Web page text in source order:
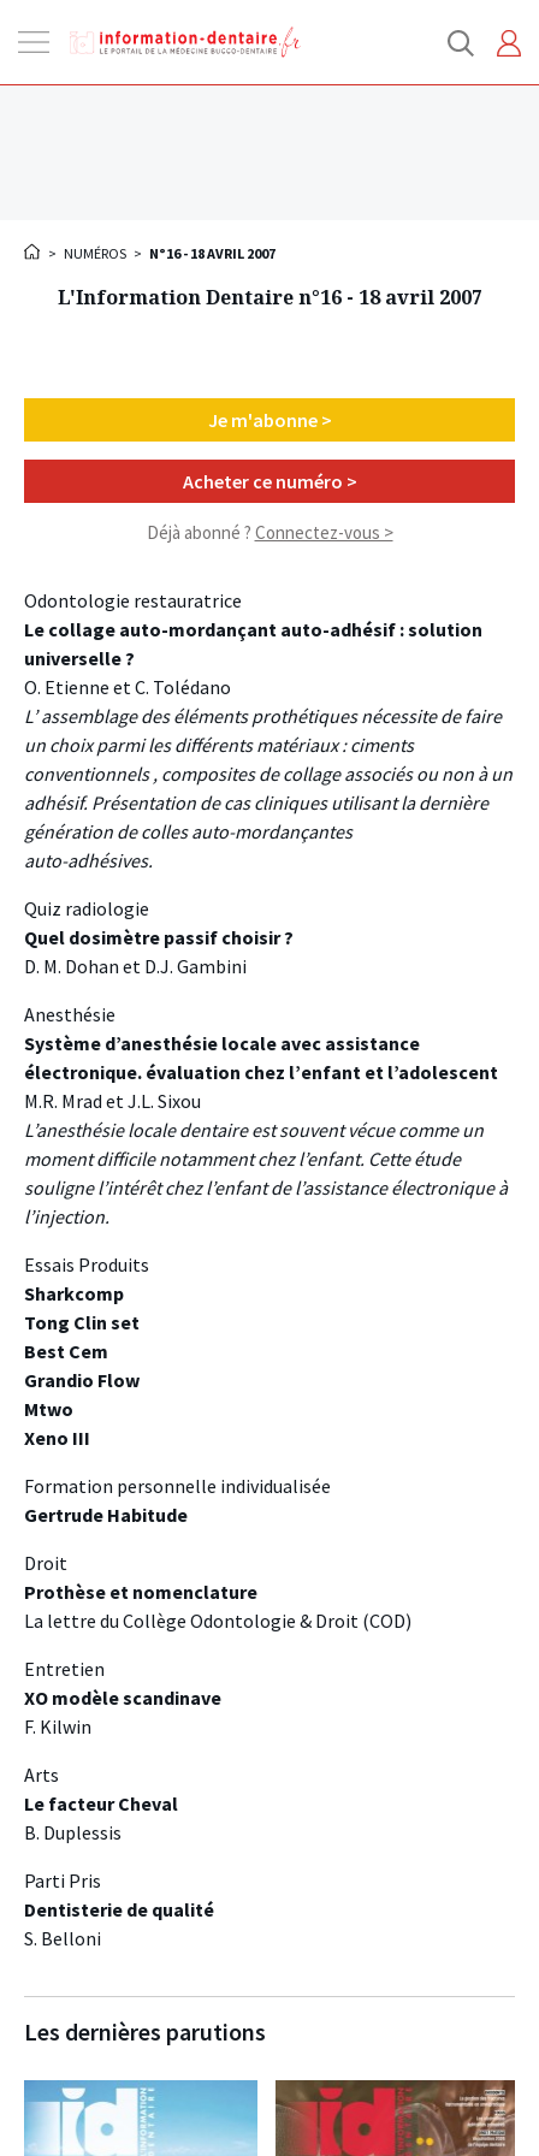
la
> NUMÉROS > N°16 - 18 AVRIL 2007
L'Information Dentaire n°16 - 18 avril 2007
Je m'abonne >
Acheter ce numéro >
Déjà abonné ? Connectez-vous >
Odontologie restauratrice
Le collage auto-mordançant auto-adhésif : solution
universelle ?
O. Etienne et C. Tolédano
L’ assemblage des éléments prothétiques nécessite de faire
un choix parmi les différents matériaux : ciments
conventionnels , composites de collage associés ou non à un
adhésif. Présentation de cas cliniques utilisant la dernière
génération de colles auto-mordançantes
auto-adhésives.
Quiz radiologie
Quel dosimètre passif choisir ?
D. M. Dohan et D.J. Gambini
Anesthésie
Système d’anesthésie locale avec assistance
électronique. évaluation chez l’enfant et l’adolescent
M.R. Mrad et J.L. Sixou
L’anesthésie locale dentaire est souvent vécue comme un
moment difficile notamment chez l’enfant. Cette étude
souligne l’intérêt chez l’enfant de l’assistance électronique à
l’injection.
Essais Produits
Sharkcomp
Tong Clin set
Best Cem
Grandio Flow
Mtwo
Xeno III
Formation personnelle individualisée
Gertrude Habitude
Droit
Prothèse et nomenclature
La lettre du Collège Odontologie & Droit (COD)
Entretien
XO modèle scandinave
F. Kilwin
Arts
Le facteur Cheval
B. Duplessis
Parti Pris
Dentisterie de qualité
S. Belloni
Les dernières parutions